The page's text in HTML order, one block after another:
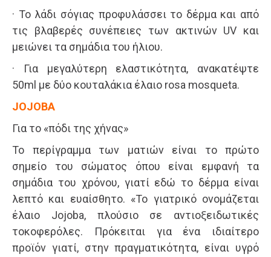
· Το λάδι σόγιας προφυλάσσει το δέρμα και από
τις βλαβερές συνέπειες των ακτινών UV και
μειώνει τα σημάδια του ήλιου.
· Για μεγαλύτερη ελαστικότητα, ανακατέψτε
50ml με δύο κουταλάκια έλαιο rosa mosqueta.
JOJOBA
Για το «πόδι της χήνας»
Το περίγραμμα των ματιών είναι το πρώτο
σημείο του σώματος όπου είναι εμφανή τα
σημάδια του χρόνου, γιατί εδώ το δέρμα είναι
λεπτό και ευαίσθητο. «Το γιατρικό ονομάζεται
έλαιο Jojoba, πλούσιο σε αντιοξειδωτικές
τοκοφερόλες. Πρόκειται για ένα ιδιαίτερο
προϊόν γιατί, στην πραγματικότητα, είναι υγρό